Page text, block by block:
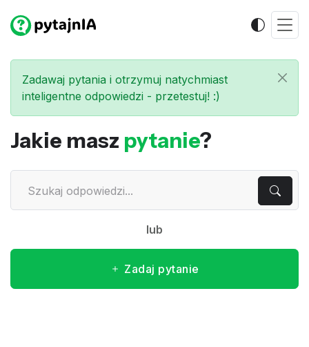
Zadawaj pytania i otrzymuj natychmiast
inteligentne odpowiedzi - przetestuj! :)
Jakie masz pytanie?
lub
Zadaj pytanie